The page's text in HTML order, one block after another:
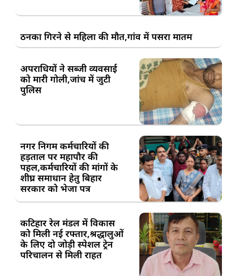
ठनका गिरने से महिला की मौत,गांव में पसरा मातम
अपराधियों ने सब्जी व्यवसाई
को मारी गोली,जांच में जुटी
पुलिस
नगर निगम कर्मचारियों की
हड़ताल पर महापौर की
पहल,कर्मचारियों की मांगों के
शीघ्र समाधान हेतु बिहार
सरकार को भेजा पत्र
कटिहार रेल मंडल में विकास
को मिली नई रफ्तार,श्रद्धालुओं
के लिए दो जोड़ी स्पेशल ट्रेन
परिचालन से मिली राहत